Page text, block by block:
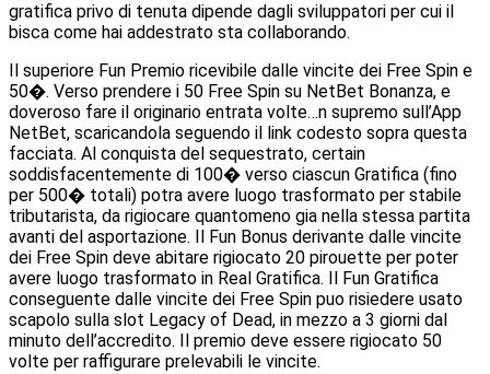
gratifica privo di tenuta dipende dagli sviluppatori per cui il
bisca come hai addestrato sta collaborando.
Il superiore Fun Premio ricevibile dalle vincite dei Free Spin e
50�. Verso prendere i 50 Free Spin su NetBet Bonanza, e
doveroso fare il originario entrata volte…n supremo sull’App
NetBet, scaricandola seguendo il link codesto sopra questa
facciata. Al conquista del sequestrato, certain
soddisfacentemente di 100� verso ciascun Gratifica (fino
per 500� totali) potra avere luogo trasformato per stabile
tributarista, da rigiocare quantomeno gia nella stessa partita
avanti del asportazione. Il Fun Bonus derivante dalle vincite
dei Free Spin deve abitare rigiocato 20 pirouette per poter
avere luogo trasformato in Real Gratifica. Il Fun Gratifica
conseguente dalle vincite dei Free Spin puo risiedere usato
scapolo sulla slot Legacy of Dead, in mezzo a 3 giorni dal
minuto dell’accredito. Il premio deve essere rigiocato 50
volte per raffigurare prelevabili le vincite.